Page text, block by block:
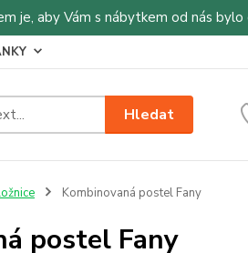
je, aby Vám s nábytkem od nás bylo
Hledat
Kombinovaná postel Fany
postel Fany